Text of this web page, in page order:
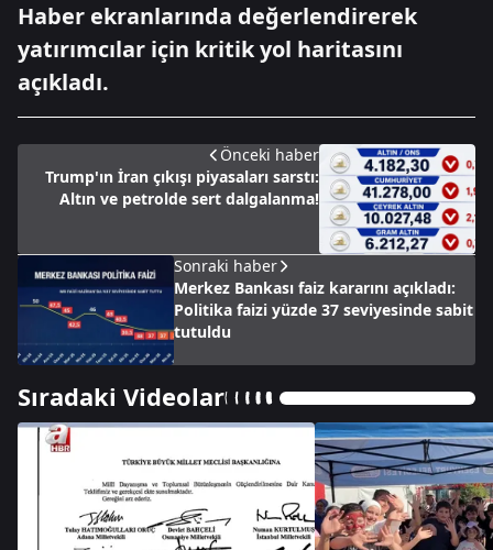
Haber ekranlarında değerlendirerek
yatırımcılar için kritik yol haritasını
açıkladı.
Önceki haber
Trump'ın İran çıkışı piyasaları sarstı:
Altın ve petrolde sert dalgalanma!
Sonraki haber
Merkez Bankası faiz kararını açıkladı:
Politika faizi yüzde 37 seviyesinde sabit
tutuldu
Sıradaki Videolar